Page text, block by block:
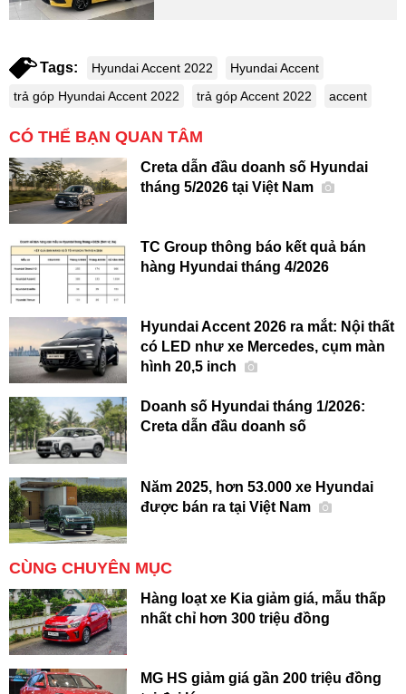
Tags: Hyundai Accent 2022
Hyundai Accent
trả góp Hyundai Accent 2022
trả góp Accent 2022 accent
CÓ THỂ BẠN QUAN TÂM
Creta dẫn đầu doanh số Hyundai
tháng 5/2026 tại Việt Nam
TC Group thông báo kết quả bán
hàng Hyundai tháng 4/2026
Hyundai Accent 2026 ra mắt: Nội thất
có LED như xe Mercedes, cụm màn
hình 20,5 inch
Doanh số Hyundai tháng 1/2026:
Creta dẫn đầu doanh số
Năm 2025, hơn 53.000 xe Hyundai
được bán ra tại Việt Nam
CÙNG CHUYÊN MỤC
Hàng loạt xe Kia giảm giá, mẫu thấp
nhất chỉ hơn 300 triệu đồng
MG HS giảm giá gần 200 triệu đồng